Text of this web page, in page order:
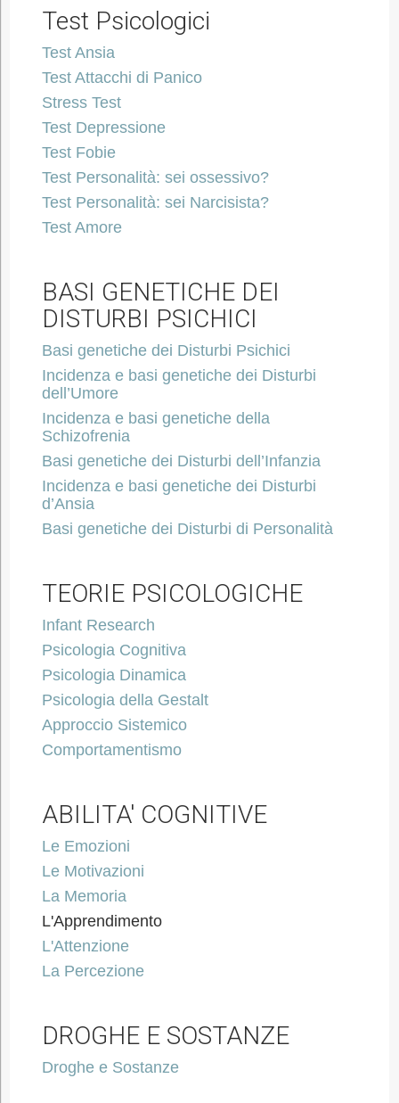
Test Psicologici
Test Ansia
Test Attacchi di Panico
Stress Test
Test Depressione
Test Fobie
Test Personalità: sei ossessivo?
Test Personalità: sei Narcisista?
Test Amore
BASI GENETICHE DEI
DISTURBI PSICHICI
Basi genetiche dei Disturbi Psichici
Incidenza e basi genetiche dei Disturbi
dell’Umore
Incidenza e basi genetiche della
Schizofrenia
Basi genetiche dei Disturbi dell’Infanzia
Incidenza e basi genetiche dei Disturbi
d’Ansia
Basi genetiche dei Disturbi di Personalità
TEORIE PSICOLOGICHE
Infant Research
Psicologia Cognitiva
Psicologia Dinamica
Psicologia della Gestalt
Approccio Sistemico
Comportamentismo
ABILITA' COGNITIVE
Le Emozioni
Le Motivazioni
La Memoria
L'Apprendimento
L'Attenzione
La Percezione
DROGHE E SOSTANZE
Droghe e Sostanze